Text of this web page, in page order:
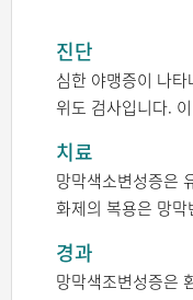
진단
심한 야맹증이 나
위도 검사입니다.
치료
망막색소변성증은
화제의 복용은 망
경과
망막색조변성증은